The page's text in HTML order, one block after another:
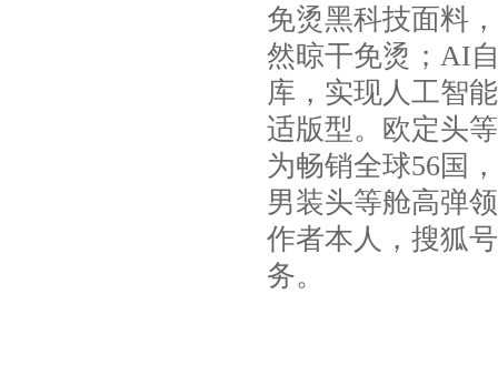
免烫黑科技面料
然晾干免烫；AI
库，实现人工智
适版型。欧定头
为畅销全球56国
男装头等舱高弹
作者本人，搜狐
务。